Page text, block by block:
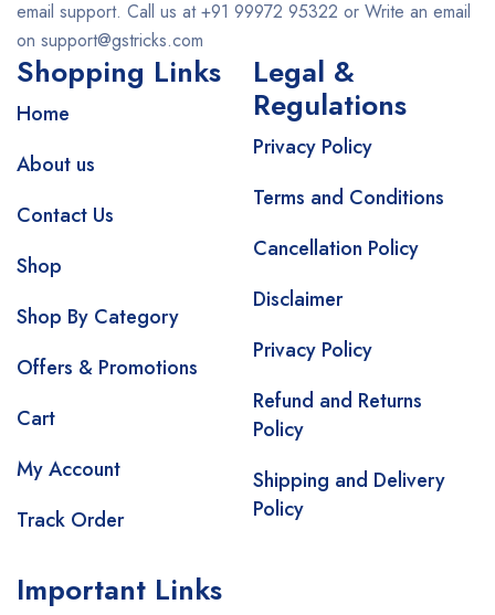
email support. Call us at +91 99972 95322 or Write an email
on support@gstricks.com
Shopping Links
Home
About us
Contact Us
Shop
Shop By Category
Offers & Promotions
Cart
My Account
Track Order
Legal &
Regulations
Privacy Policy
Terms and Conditions
Cancellation Policy
Disclaimer
Privacy Policy
Refund and Returns
Policy
Shipping and Delivery
Policy
Important Links